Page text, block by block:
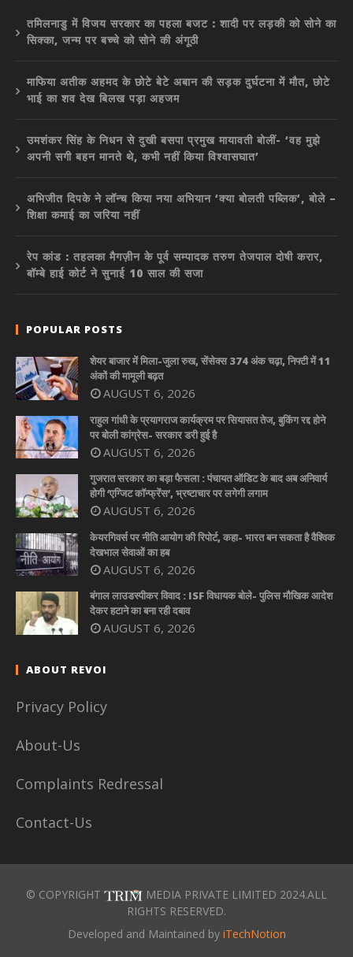
तमिलनाडु में विजय सरकार का पहला बजट : शादी पर लड़की को सोने का
सिक्का, जन्म पर बच्चे को सोने की अंगूठी
माफिया अतीक अहमद के छोटे बेटे अबान की सड़क दुर्घटना में मौत, छोटे
भाई का शव देख बिलख पड़ा अहजम
उमशंकर सिंह के निधन से दुखी बसपा प्रमुख मायावती बोलीं- ‘वह मुझे
अपनी सगी बहन मानते थे, कभी नहीं किया विश्वासघात’
अभिजीत दिपके ने लॉन्च किया नया अभियान ‘क्या बोलती पब्लिक’, बोले –
शिक्षा कमाई का जरिया नहीं
रेप कांड : तहलका मैगज़ीन के पूर्व सम्पादक तरुण तेजपाल दोषी करार,
बॉम्बे हाई कोर्ट ने सुनाई 10 साल की सजा
POPULAR POSTS
शेयर बाजार में मिला-जुला रुख, सेंसेक्स 374 अंक चढ़ा, निफ्टी में 11
अंकों की मामूली बढ़त
AUGUST 6, 2026
राहुल गांधी के प्रयागराज कार्यक्रम पर सियासत तेज, बुकिंग रद्द होने
पर बोली कांग्रेस- सरकार डरी हुई है
AUGUST 6, 2026
गुजरात सरकार का बड़ा फैसला : पंचायत ऑडिट के बाद अब अनिवार्य
होगी ‘एग्जिट कॉन्फ्रेंस’, भ्रष्टाचार पर लगेगी लगाम
AUGUST 6, 2026
केयरगिवर्स पर नीति आयोग की रिपोर्ट, कहा- भारत बन सकता है वैश्विक
देखभाल सेवाओं का हब
AUGUST 6, 2026
बंगाल लाउडस्पीकर विवाद : ISF विधायक बोले- पुलिस मौखिक आदेश
देकर हटाने का बना रही दबाव
AUGUST 6, 2026
ABOUT REVOI
Privacy Policy
About-Us
Complaints Redressal
Contact-Us
© COPYRIGHT
MEDIA PRIVATE LIMITED 2024.ALL
RIGHTS RESERVED.
Developed and Maintained by iTechNotion